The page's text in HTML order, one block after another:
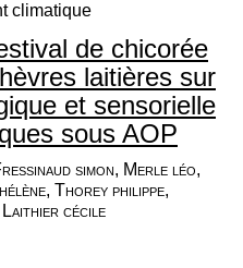
climatique
de chicorée
laitières sur
et sensorielle
sous AOP
simon, Merle léo,
Thorey philippe,
cécile